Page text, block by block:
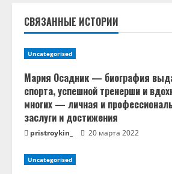
ч
т
е
н
и
е
СВЯЗАННЫЕ ИСТОРИИ
Uncategorised
Мария Осадник — биография
спорта, успешной тренерши и
многих — личная и
заслуги и достижения
pristroykin_ 20 марта 2022
Uncategorised